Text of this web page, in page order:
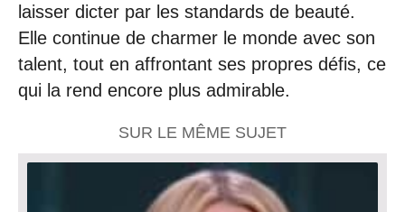
laisser dicter par les standards de beauté.
Elle continue de charmer le monde avec son
talent, tout en affrontant ses propres défis, ce
qui la rend encore plus admirable.
SUR LE MÊME SUJET